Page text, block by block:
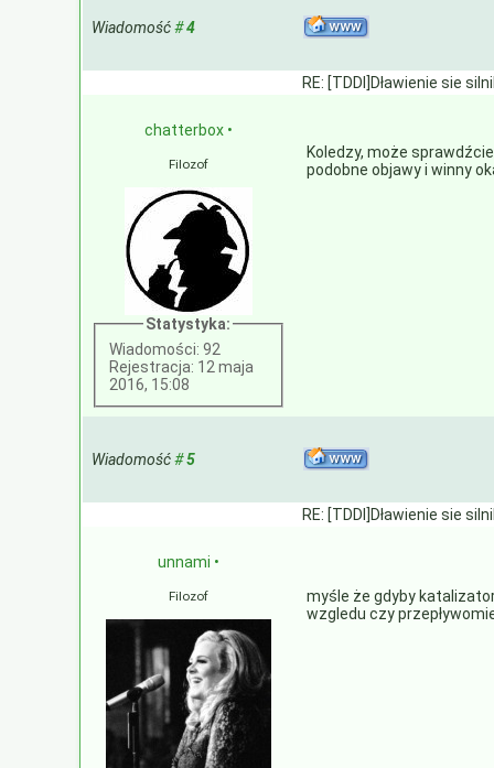
Wiadomość#4
RE: [TDDI]Dławienie sie
chatterbox •
Filozof
Statystyka:
Wiadomości: 92
Rejestracja: 12 maja
2016, 15:08
Koledzy, może
podobne objawy i winny
Wiadomość#5
RE: [TDDI]Dławienie sie
unnami •
Filozof
myśle że gdyby
wzgledu czy